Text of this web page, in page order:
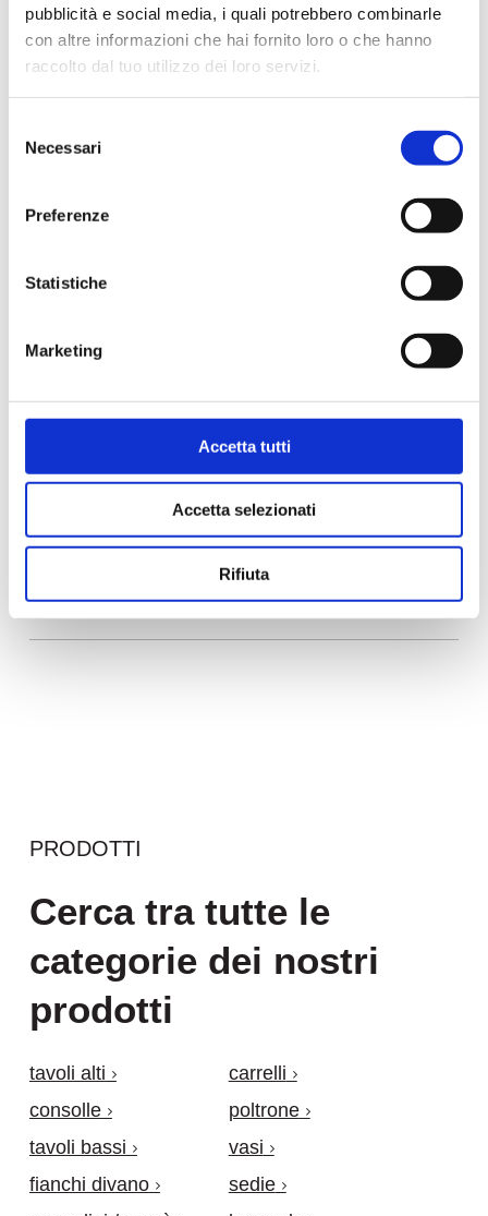
pubblicità e social media, i quali potrebbero combinarle
con altre informazioni che hai fornito loro o che hanno
raccolto dal tuo utilizzo dei loro servizi.
delNecessari
Preferenze
Statistiche
Marketing
Accetta tutti
Accetta selezionati
Rifiuta
Share
PRODOTTI
Cerca tra tutte le
categorie dei nostri
prodotti
tavoli alti
consolle
tavoli bassi
fianchi divano
carrelli
poltrone
vasi
sedie